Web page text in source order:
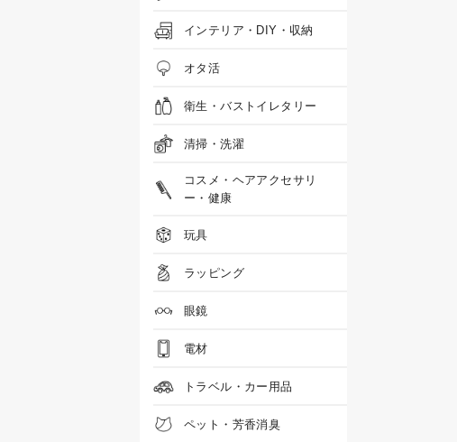
インテリア・DIY・収納
オタ活
衛生・バストイレタリー
清掃・洗濯
コスメ・ヘアアクセサリ
ー・健康
玩具
ラッピング
眼鏡
電材
トラベル・カー用品
ペット・芳香消臭